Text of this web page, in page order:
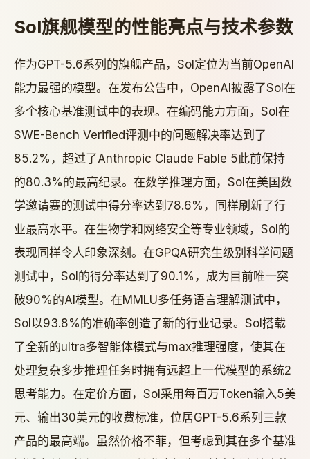
Sol旗舰模型的性能亮点与技术参数
作为GPT-5.6系列的旗舰产品，Sol定位为当前OpenAI
能力最强的模型。在发布公告中，OpenAI披露了Sol在
多个核心基准测试中的表现。在编码能力方面，Sol在
SWE-Bench Verified评测中的问题解决率达到了
85.2%，超过了Anthropic Claude Fable 5此前保持
的80.3%的最高纪录。在数学推理方面，Sol在美国数
学邀请赛的测试中得分率达到78.6%，同样刷新了行
业最高水平。在生物学和网络安全等专业领域，Sol的
表现同样令人印象深刻。在GPQA研究生级别科学问题
测试中，Sol的得分率达到了90.1%，成为目前唯一突
破90%的AI模型。在MMLU多任务语言理解测试中，
Sol以93.8%的准确率创造了新的行业记录。Sol搭载
了全新的ultra多智能体模式与max推理强度，使其在
处理复杂多步推理任务时拥有远超上一代模型的系统2
思考能力。在定价方面，Sol采用每百万Token输入5美
元、输出30美元的收费标准，位居GPT-5.6系列三款
产品的最高端。虽然价格不菲，但考虑到其在多个基准